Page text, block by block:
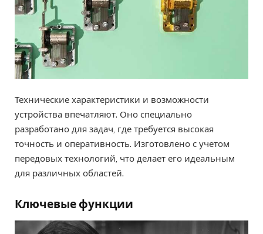
Технические характеристики и возможности
устройства впечатляют. Оно специально
разработано для задач, где требуется высокая
точность и оперативность. Изготовлено с учетом
передовых технологий, что делает его идеальным
для различных областей.
Ключевые функции